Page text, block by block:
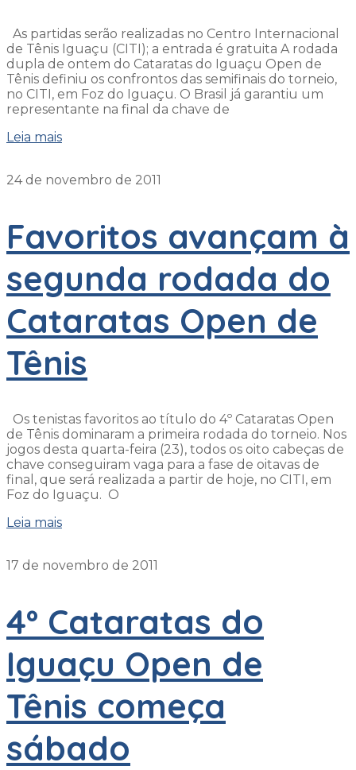
As partidas serão realizadas no Centro Internacional
de Tênis Iguaçu (CITI); a entrada é gratuita A rodada
dupla de ontem do Cataratas do Iguaçu Open de
Tênis definiu os confrontos das semifinais do torneio,
no CITI, em Foz do Iguaçu. O Brasil já garantiu um
representante na final da chave de
Leia mais
24 de novembro de 2011
Favoritos avançam à
segunda rodada do
Cataratas Open de
Tênis
Os tenistas favoritos ao título do 4º Cataratas Open
de Tênis dominaram a primeira rodada do torneio. Nos
jogos desta quarta-feira (23), todos os oito cabeças de
chave conseguiram vaga para a fase de oitavas de
final, que será realizada a partir de hoje, no CITI, em
Foz do Iguaçu. O
Leia mais
17 de novembro de 2011
4º Cataratas do
Iguaçu Open de
Tênis começa
sábado